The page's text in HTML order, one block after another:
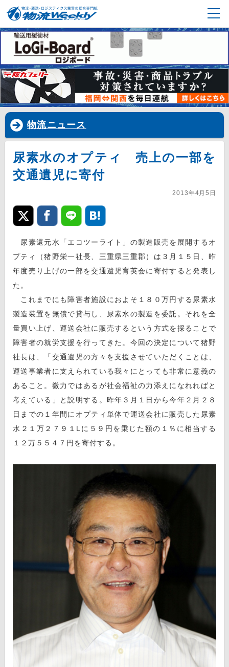
物流ニュース
尿素水のオプティ 売上の一部を
交通遺児に寄付
2013年4月5日
尿素還元水「エコツーライト」の製造販売を展開するオ
プティ（猪野栄一社長、三重県三重郡）は３月１５日、昨
年度売り上げの一部を交通遺児育英会に寄付すると発表し
た。
これまでにも障害者施設におよそ１８０万円する尿素水
製造装置を無償で貸与し、尿素水の製造を委託。それを全
量買い上げ、運送会社に販売するという方式を採ることで
障害者の就労支援を行ってきた。今回の決定について猪野
社長は、「交通遺児の方々を支援させていただくことは、
運送事業者に支えられている我々にとっても非常に意義の
あること。微力ではあるが社会福祉の力添えになれればと
考えている」と説明する。昨年３月１日から今年２月２８
日までの１年間にオプティ単体で運送会社に販売した尿素
水２１万２７９１Lに５９円を乗じた額の１％に相当する
１２万５５４７円を寄付する。